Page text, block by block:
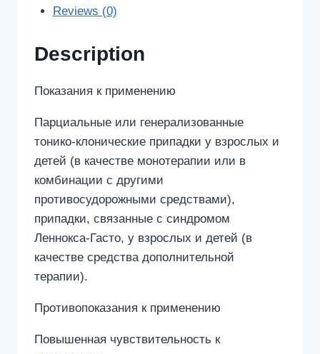
Reviews (0)
Description
Показания к применению
Парциальные или генерализованные
тонико-клонические припадки у взрослых и
детей (в качестве монотерапии или в
комбинации с другими
противосудорожными средствами),
припадки, связанные с синдромом
Леннокса-Гасто, у взрослых и детей (в
качестве средства дополнительной
терапии).
Противопоказания к применению
Повышенная чувствительность к